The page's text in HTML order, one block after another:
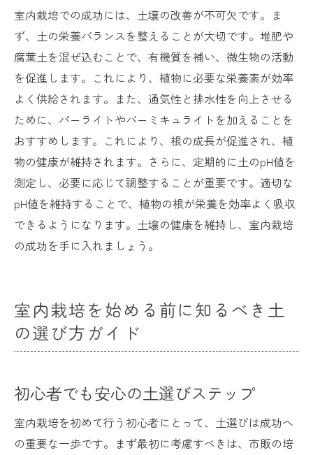
室内栽培での成功には、土壌の改善が不可欠です。ま
ず、土の栄養バランスを整えることが大切です。堆肥や
腐葉土を混ぜ込むことで、有機質を補い、微生物の活動
を促進します。これにより、植物に必要な栄養素が効率
よく供給されます。また、通気性と排水性を向上させる
ために、パーライトやバーミキュライトを加えることを
おすすめします。これにより、根の成長が促進され、植
物の健康が維持されます。さらに、定期的に土のpH値を
測定し、必要に応じて調整することが重要です。適切な
pH値を維持することで、植物の根が栄養を効率よく吸収
できるようになります。土壌の健康を維持し、室内栽培
の成功を手に入れましょう。
室内栽培を始める前に知るべき土
の選び方ガイド
初心者でも安心の土選びステップ
室内栽培を初めて行う初心者にとって、土選びは成功へ
の重要な一歩です。まず最初に考慮すべきは、市販の培